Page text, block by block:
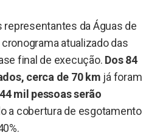
representantes da Águas de
atualizado das
final de execução. Dos 84
cerca de 70 km já foram
mil pessoas serão
a cobertura de esgotamento